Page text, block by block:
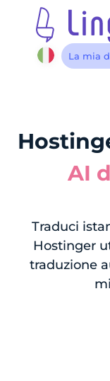
La mia
AI
Traduci
Hostinger
traduzione